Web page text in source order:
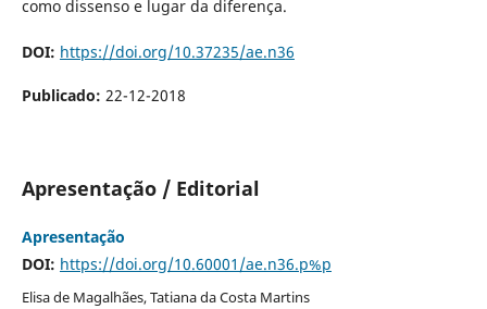
como dissenso e lugar da diferença.
DOI: https://doi.org/10.37235/ae.n36
Publicado: 22-12-2018
Apresentação / Editorial
Apresentação
DOI: https://doi.org/10.60001/ae.n36.p%p
Elisa de Magalhães, Tatiana da Costa Martins